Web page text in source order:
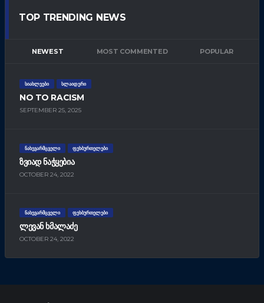
TOP TRENDING NEWS
NEWEST MOST COMMENTED POPULAR
ᲡᲘᲐᲮᲚᲔᲔᲑᲘ ᲡᲚᲐᲘᲓᲔᲠᲘ
NO TO RACISM
SEPTEMBER 25, 2025
ᲜᲐᲮᲔᲕᲐᲠᲛᲪᲕᲔᲚᲘ ᲤᲔᲮᲑᲣᲠᲗᲔᲚᲔᲑᲘ
ᲖᲕᲘᲐᲓ ᲜᲐᲭᲧᲔᲑᲘᲐ
OCTOBER 24, 2022
ᲜᲐᲮᲔᲕᲐᲠᲛᲪᲕᲔᲚᲘ ᲤᲔᲮᲑᲣᲠᲗᲔᲚᲔᲑᲘ
ᲚᲔᲕᲐᲜ ᲮᲛᲐᲚᲐᲫᲔ
OCTOBER 24, 2022